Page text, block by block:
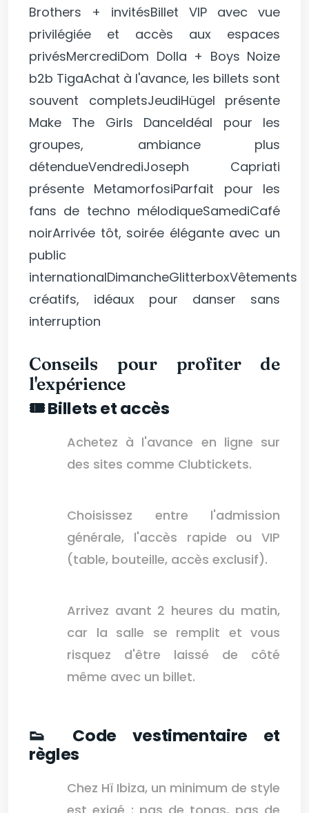
Brothers + invitésBillet VIP avec vue
privilégiée et accès aux espaces
privésMercrediDom Dolla + Boys Noize
b2b TigaAchat à l'avance, les billets sont
souvent completsJeudiHügel présente
Make The Girls DanceIdéal pour les
groupes, ambiance plus
détendueVendrediJoseph Capriati
présente MetamorfosiParfait pour les
fans de techno mélodiqueSamediCafé
noirArrivée tôt, soirée élégante avec un
public
internationalDimancheGlitterboxVêtements
créatifs, idéaux pour danser sans
interruption
Conseils pour profiter de
l'expérience
🎟️ Billets et accès
Achetez à l'avance en ligne sur
des sites comme Clubtickets.
Choisissez entre l'admission
générale, l'accès rapide ou VIP
(table, bouteille, accès exclusif).
Arrivez avant 2 heures du matin,
car la salle se remplit et vous
risquez d'être laissé de côté
même avec un billet.
👟 Code vestimentaire et
règles
Chez Hï Ibiza, un minimum de style